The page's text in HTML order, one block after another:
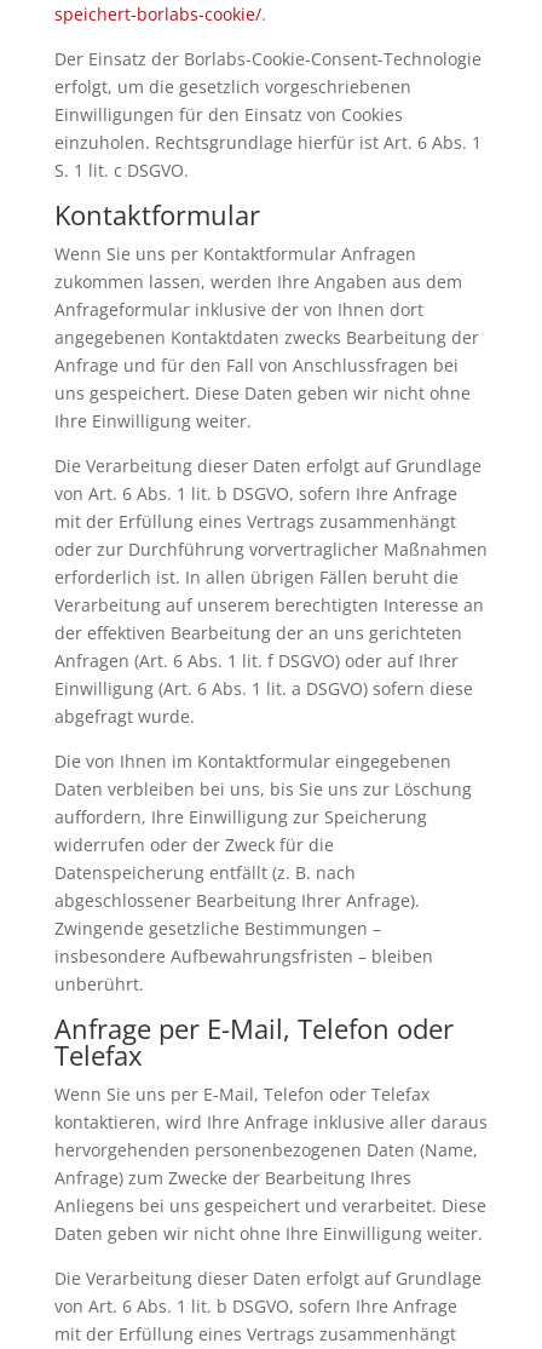
speichert-borlabs-cookie/.
Der Einsatz der Borlabs-Cookie-Consent-Technologie
erfolgt, um die gesetzlich vorgeschriebenen
Einwilligungen für den Einsatz von Cookies
einzuholen. Rechtsgrundlage hierfür ist Art. 6 Abs. 1
S. 1 lit. c DSGVO.
Kontaktformular
Wenn Sie uns per Kontaktformular Anfragen
zukommen lassen, werden Ihre Angaben aus dem
Anfrageformular inklusive der von Ihnen dort
angegebenen Kontaktdaten zwecks Bearbeitung der
Anfrage und für den Fall von Anschlussfragen bei
uns gespeichert. Diese Daten geben wir nicht ohne
Ihre Einwilligung weiter.
Die Verarbeitung dieser Daten erfolgt auf Grundlage
von Art. 6 Abs. 1 lit. b DSGVO, sofern Ihre Anfrage
mit der Erfüllung eines Vertrags zusammenhängt
oder zur Durchführung vorvertraglicher Maßnahmen
erforderlich ist. In allen übrigen Fällen beruht die
Verarbeitung auf unserem berechtigten Interesse an
der effektiven Bearbeitung der an uns gerichteten
Anfragen (Art. 6 Abs. 1 lit. f DSGVO) oder auf Ihrer
Einwilligung (Art. 6 Abs. 1 lit. a DSGVO) sofern diese
abgefragt wurde.
Die von Ihnen im Kontaktformular eingegebenen
Daten verbleiben bei uns, bis Sie uns zur Löschung
auffordern, Ihre Einwilligung zur Speicherung
widerrufen oder der Zweck für die
Datenspeicherung entfällt (z. B. nach
abgeschlossener Bearbeitung Ihrer Anfrage).
Zwingende gesetzliche Bestimmungen –
insbesondere Aufbewahrungsfristen – bleiben
unberührt.
Anfrage per E-Mail, Telefon oder
Telefax
Wenn Sie uns per E-Mail, Telefon oder Telefax
kontaktieren, wird Ihre Anfrage inklusive aller daraus
hervorgehenden personenbezogenen Daten (Name,
Anfrage) zum Zwecke der Bearbeitung Ihres
Anliegens bei uns gespeichert und verarbeitet. Diese
Daten geben wir nicht ohne Ihre Einwilligung weiter.
Die Verarbeitung dieser Daten erfolgt auf Grundlage
von Art. 6 Abs. 1 lit. b DSGVO, sofern Ihre Anfrage
mit der Erfüllung eines Vertrags zusammenhängt